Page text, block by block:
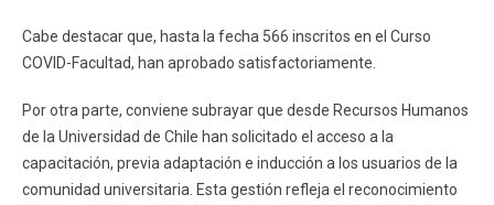
Cabe destacar que, hasta la fecha 566 inscritos en el Curso
COVID-Facultad, han aprobado satisfactoriamente.
Por otra parte, conviene subrayar que desde Recursos Humanos
de la Universidad de Chile han solicitado el acceso a la
capacitación, previa adaptación e inducción a los usuarios de la
comunidad universitaria. Esta gestión refleja el reconocimiento